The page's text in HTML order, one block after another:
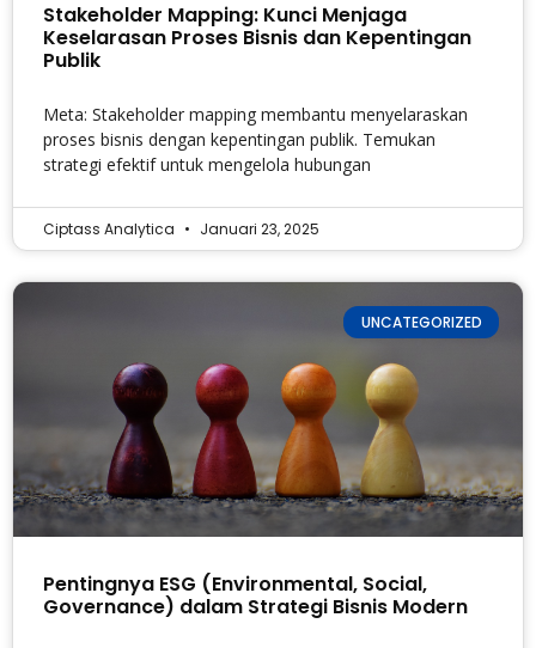
Stakeholder Mapping: Kunci Menjaga
Keselarasan Proses Bisnis dan Kepentingan
Publik
Meta: Stakeholder mapping membantu menyelaraskan
proses bisnis dengan kepentingan publik. Temukan
strategi efektif untuk mengelola hubungan
Ciptass Analytica Januari 23, 2025
UNCATEGORIZED
Pentingnya ESG (Environmental, Social,
Governance) dalam Strategi Bisnis Modern